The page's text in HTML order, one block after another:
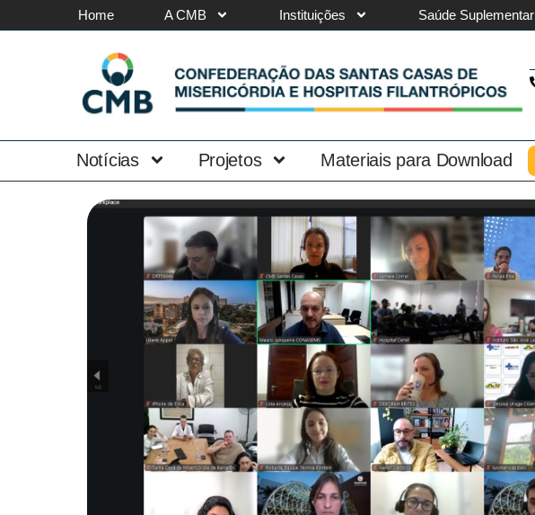
Home A CMB Instituições Saúde Suplementar
Notícias Projetos Materiais para Download